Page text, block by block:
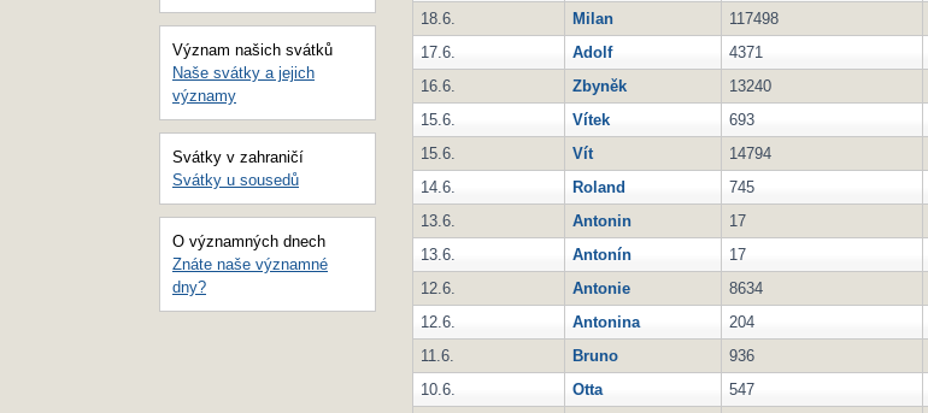
18.6.
Milan 117498
17.6.
Adolf 4371
16.6.
Zbyněk 13240
15.6.
Vítek 693
15.6.
Vít 14794
14.6.
Roland 745
13.6.
Antonin 17
13.6.
Antonín 17
12.6.
Antonie 8634
12.6.
Antonina 204
11.6.
Bruno 936
10.6.
Otta 547
Význam našich svátků
Naše svátky a jejich
významy
Svátky v zahraničí
Svátky u sousedů
O významných dnech
Znáte naše významné
dny?